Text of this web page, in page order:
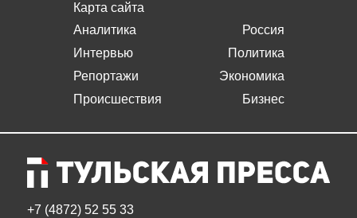
Карта сайта
Аналитика
Интервью
Репортажи
Происшествия
Россия
Политика
Экономика
Бизнес
+7 (4872) 52 55 33